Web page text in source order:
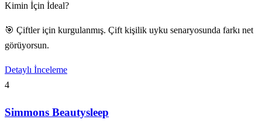
Kimin İçin İdeal?
🎯 Çiftler için kurgulanmış. Çift kişilik uyku senaryosunda farkı net
görüyorsun.
Detaylı İnceleme
4
Simmons Beautysleep